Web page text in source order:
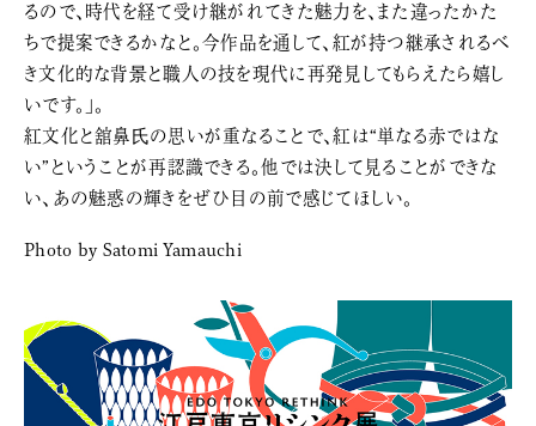
るので、時代を経て受け継がれてきた魅力を、また違ったかた
ちで提案できるかなと。今作品を通して、紅が持つ継承されるべ
き文化的な背景と職人の技を現代に再発見してもらえたら嬉し
いです。」。
紅文化と舘鼻氏の思いが重なることで、紅は“単なる赤ではな
い”ということが再認識できる。他では決して見ることができな
い、あの魅惑の輝きをぜひ目の前で感じてほしい。
Photo by Satomi Yamauchi